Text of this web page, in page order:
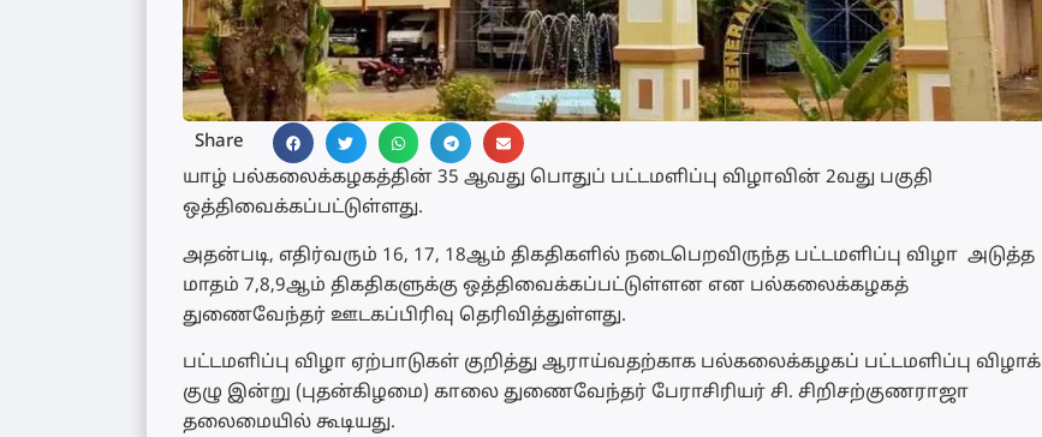
Share
யாழ் பல்கலைக்கழகத்தின் 35 ஆவது பொதுப் பட்டமளிப்பு விழாவின் 2வது பகுதி
ஒத்திவைக்கப்பட்டுள்ளது.
அதன்படி, எதிர்வரும் 16, 17, 18ஆம் திகதிகளில் நடைபெறவிருந்த பட்டமளிப்பு விழா அடுத்த
மாதம் 7,8,9ஆம் திகதிகளுக்கு ஒத்திவைக்கப்பட்டுள்ளன என பல்கலைக்கழகத்
துணைவேந்தர் ஊடகப்பிரிவு தெரிவித்துள்ளது.
பட்டமளிப்பு விழா ஏற்பாடுகள் குறித்து ஆராய்வதற்காக பல்கலைக்கழகப் பட்டமளிப்பு விழாக்
குழு இன்று (புதன்கிழமை) காலை துணைவேந்தர் பேராசிரியர் சி. சிறிசற்குணராஜா
தலைமையில் கூடியது.